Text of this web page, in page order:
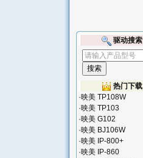
驱动搜索
热门下载
·映美 TP108W
·映美 TP103
·映美 G102
·映美 BJ106W
·映美 IP-800+
·映美 IP-860